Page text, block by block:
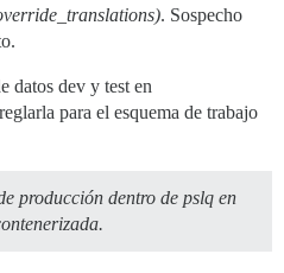
. Sospecho
datos dev y test en
para el esquema de trabajo
producción dentro de pslq en